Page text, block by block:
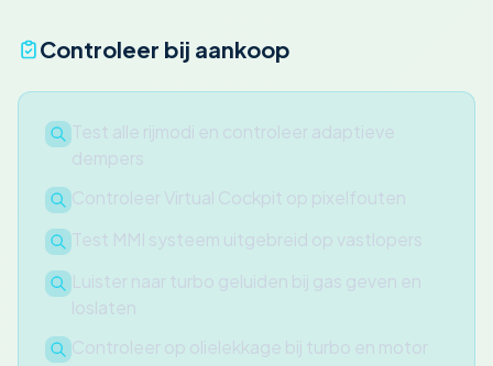
Controleer bij aankoop
Test alle rijmodi en controleer adaptieve
dempers
Controleer Virtual Cockpit op pixelfouten
Test MMI systeem uitgebreid op vastlopers
Luister naar turbo geluiden bij gas geven en
loslaten
Controleer op olielekkage bij turbo en motor